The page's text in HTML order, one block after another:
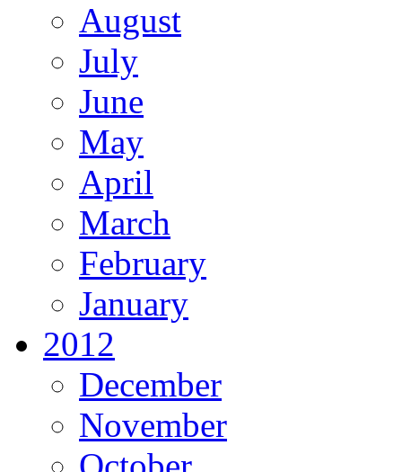
August
July
June
May
April
March
February
January
2012
December
November